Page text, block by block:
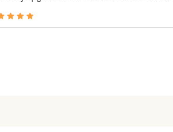
mineraal calcium is goed
zijn ook de mineralen ijzer, fosfor,